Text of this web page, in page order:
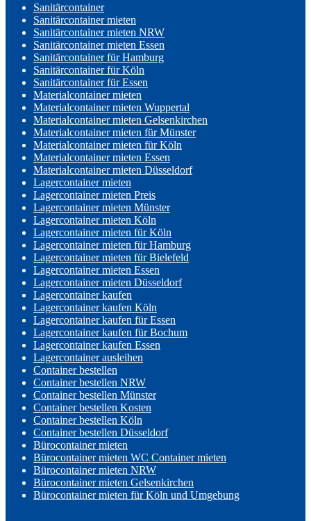
Sanitärcontainer
Sanitärcontainer mieten
Sanitärcontainer mieten NRW
Sanitärcontainer mieten Essen
Sanitärcontainer für Hamburg
Sanitärcontainer für Köln
Sanitärcontainer für Essen
Materialcontainer mieten
Materialcontainer mieten Wuppertal
Materialcontainer mieten Gelsenkirchen
Materialcontainer mieten für Münster
Materialcontainer mieten für Köln
Materialcontainer mieten Essen
Materialcontainer mieten Düsseldorf
Lagercontainer mieten
Lagercontainer mieten Preis
Lagercontainer mieten Münster
Lagercontainer mieten Köln
Lagercontainer mieten für Köln
Lagercontainer mieten für Hamburg
Lagercontainer mieten für Bielefeld
Lagercontainer mieten Essen
Lagercontainer mieten Düsseldorf
Lagercontainer kaufen
Lagercontainer kaufen Köln
Lagercontainer kaufen für Essen
Lagercontainer kaufen für Bochum
Lagercontainer kaufen Essen
Lagercontainer ausleihen
Container bestellen
Container bestellen NRW
Container bestellen Münster
Container bestellen Kosten
Container bestellen Köln
Container bestellen Düsseldorf
Bürocontainer mieten
Bürocontainer mieten WC Container mieten
Bürocontainer mieten NRW
Bürocontainer mieten Gelsenkirchen
Bürocontainer mieten für Köln und Umgebung